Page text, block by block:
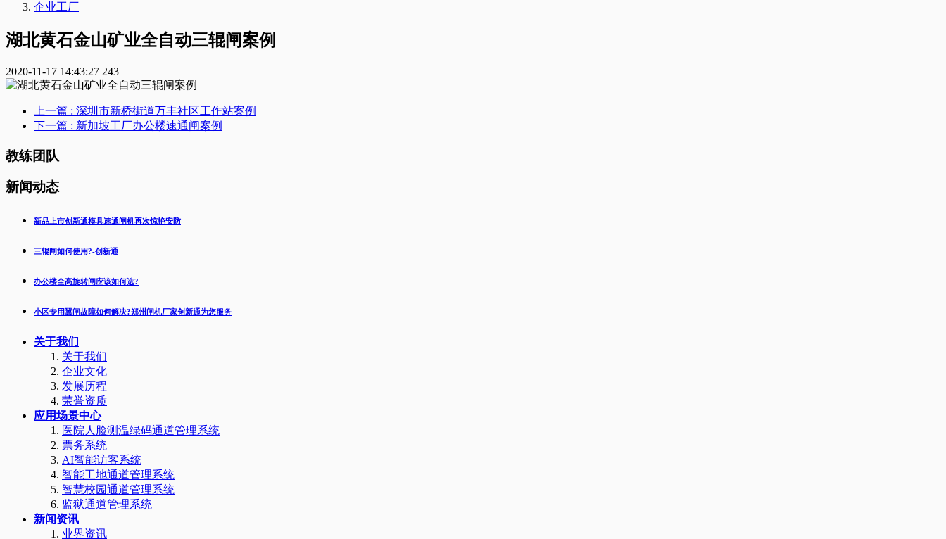
企业工厂
湖北黄石金山矿业全自动三辊闸案例
2020-11-17 14:43:27 243
上一篇 : 深圳市新桥街道万丰社区工作站案例
下一篇 : 新加坡工厂办公楼速通闸案例
教练团队
新闻动态
新品上市创新通模具速通闸机再次惊艳安防
三辊闸如何使用?-创新通
办公楼全高旋转闸应该如何选?
小区专用翼闸故障如何解决?郑州闸机厂家创新通为您服务
关于我们
关于我们
企业文化
发展历程
荣誉资质
应用场景中心
医院人脸测温绿码通道管理系统
票务系统
AI智能访客系统
智能工地通道管理系统
智慧校园通道管理系统
监狱通道管理系统
新闻资讯
业界资讯